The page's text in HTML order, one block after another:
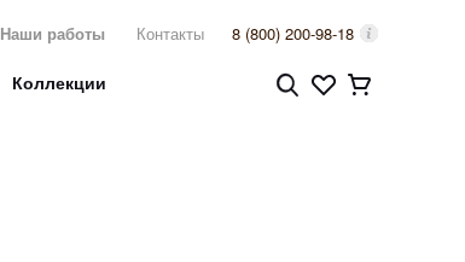
Наши работы Контакты 8 (800) 200-98-18
Коллекции